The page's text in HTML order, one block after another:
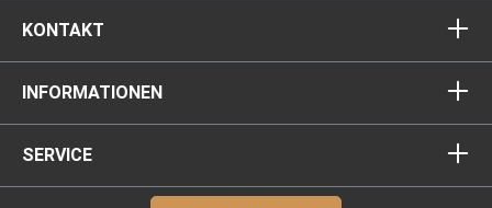
RAL 7037-staubgrau
RAL 7042-verkehrsgrau
RAL 7045-telegrau
KONTAKT
INFORMATIONEN
SERVICE